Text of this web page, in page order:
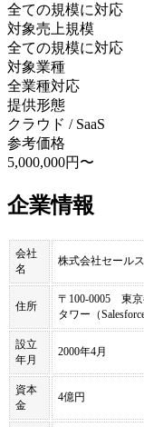
全ての規模に対応
対象売上規模
全ての規模に対応
対象業種
全業種対応
提供形態
クラウド / SaaS
参考価格
5,000,000円〜
企業情報
会社
名
株式会社セール
住所
〒100-0005 東
タワー（
設立
年月
2000年4月
資本
金
4億円